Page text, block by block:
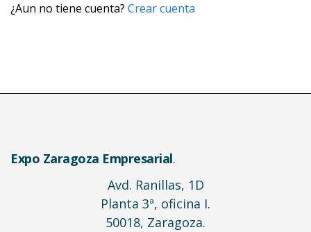
¿Aun no tiene cuenta? Crear cuenta
Expo Zaragoza Empresarial.
Avd. Ranillas, 1D
Planta 3ª, oficina I.
50018, Zaragoza.